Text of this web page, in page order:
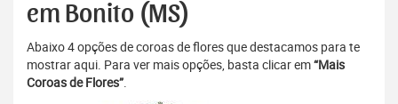
em Bonito (MS)
Abaixo 4 opções de coroas de flores que destacamos para te
mostrar aqui. Para ver mais opções, basta clicar em“Mais
Coroas de Flores”.